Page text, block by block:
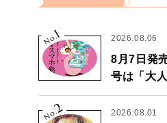
No.
1 2026.08.06
8月7日発
号は「大
No.2 2026.08.01